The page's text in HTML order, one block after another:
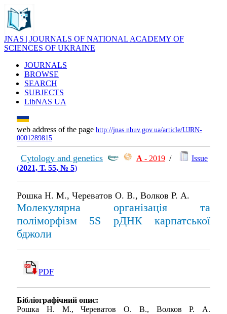
JNAS | JOURNALS OF NATIONAL ACADEMY OF
SCIENCES OF UKRAINE
JOURNALS
BROWSE
SEARCH
SUBJECTS
LibNAS UA
web address of the page http://jnas.nbuv.gov.ua/article/UJRN-
0001289815
Cytology and genetics А - 2019 /
Issue
(2021, Т. 55, № 5)
Рошка Н. М., Череватов О. В., Волков Р. А.
Молекулярна організація та
поліморфізм 5S рДНК карпатської
бджоли
PDF
Бібліографічний опис:
Рошка Н. М., Череватов О. В., Волков Р. А.